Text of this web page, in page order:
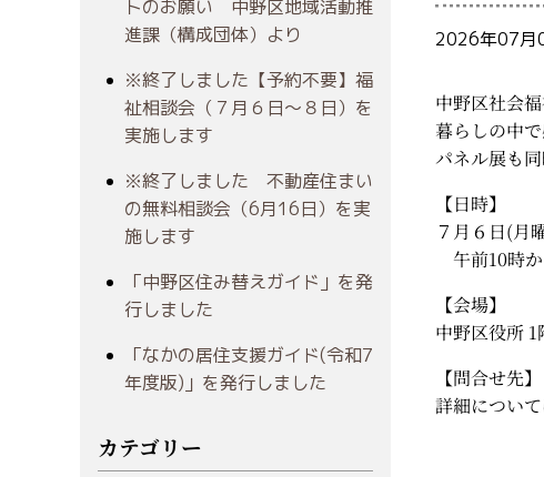
2026年07月
中野区社会
暮らしの中
パネル展も
【日時】
７月６日(月
午前10時
【会場】
中野区役所 1
【問合せ先】
詳細につい
トのお願い 中野区地域活動推
進課（構成団体）より
※終了しました【予約不要】福
祉相談会（７月６日～８日）を
実施します
※終了しました 不動産住まい
の無料相談会（6月16日）を実
施します
「中野区住み替えガイド」を発
行しました
「なかの居住支援ガイド(令和7
年度版)」を発行しました
カテゴリー